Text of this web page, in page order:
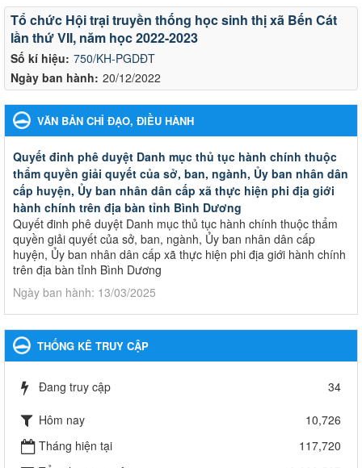
Số kí hiệu: 750/KH-PGDĐT
Ngày ban hành: 20/12/2022
Tổ chức Hội trại truyền thống học sinh thị xã Bến Cát
lần thứ VII, năm học 2022-2023
VĂN BẢN CHỈ ĐẠO, ĐIỀU HÀNH
Quyết đinh phê duyệt Danh mục thủ tục hành chính thuộc
thẩm quyền giải quyết của sở, ban, ngành, Ủy ban nhân dân
cấp huyện, Ủy ban nhân dân cấp xã thực hiện phi địa giới
hành chính trên địa bàn tỉnh Bình Dương
Quyết đinh phê duyệt Danh mục thủ tục hành chính thuộc thẩm
quyền giải quyết của sở, ban, ngành, Ủy ban nhân dân cấp
huyện, Ủy ban nhân dân cấp xã thực hiện phi địa giới hành chính
trên địa bàn tỉnh Bình Dương
Ngày ban hành: 13/03/2025
Giáo dục và Đào tạo thành phố Bến Cát
Kế hoạch Phổ biến, giáo dục pháp luật năm 2025 của ngành
Ngày ban hành: 28/02/2025
Quyết định công bố thủ tục hành chính bị bãi bỏ trong lĩnh
vực giáo dục đào tạo thuộc hệ giáo dục quốc dân và cơ sở
giáo dục khác thuộc thẩm quyền giải quyết của Sở Giáo dục
THỐNG KÊ TRUY CẬP
Đang truy cập 34
Hôm nay
10,726
Tháng hiện tại
117,720